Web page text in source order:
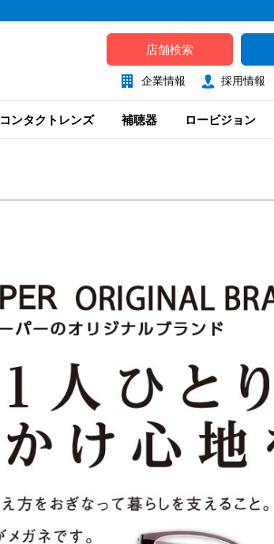
店舗検索
企業情報 採用情報
コンタクトレンズ 補聴器 ロービジョン